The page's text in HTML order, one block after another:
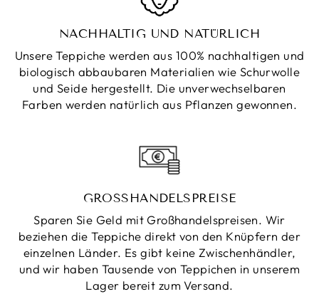
NACHHALTIG UND NATÜRLICH
Unsere Teppiche werden aus 100% nachhaltigen und
biologisch abbaubaren Materialien wie Schurwolle
und Seide hergestellt. Die unverwechselbaren
Farben werden natürlich aus Pflanzen gewonnen.
GROSSHANDELSPREISE
Sparen Sie Geld mit Großhandelspreisen. Wir
beziehen die Teppiche direkt von den Knüpfern der
einzelnen Länder. Es gibt keine Zwischenhändler,
und wir haben Tausende von Teppichen in unserem
Lager bereit zum Versand.